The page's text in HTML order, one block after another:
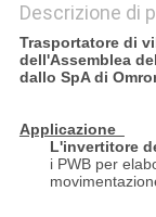
Descrizione di
Trasportatore di
dell'Assemblea
dallo SpA di
Applicazione
L'invertitore
i PWB per